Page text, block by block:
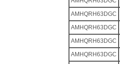
AMHQRH63DGC
AMHQRH63DGC
AMHQRH63DGC
AMHQRH63DGC